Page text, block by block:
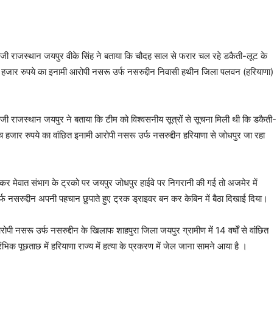
राजस्थान जयपुर वीके सिंह ने बताया कि चौदह साल से फरार चल रहे डकैती-लूट के
रुपये का इनामी आरोपी नसरू उर्फ नसरुद्दीन निवासी हथीन जिला पलवन (हरियाणा)
जयपुर ने बताया कि टीम को विश्वसनीय सूत्रों से सूचना मिली थी कि डकैती-
रुपये का वांछित इनामी आरोपी नसरू उर्फ नसरुद्दीन हरियाणा से जोधपुर जा रहा
मेवात संभाग के ट्रको पर जयपुर जोधपुर हाईवे पर निगरानी की गई तो अजमेर में
अपनी पहचान छुपाते हुए ट्रक ड्राइवर बन कर केबिन में बैठा दिखाई दिया।
नसरू उर्फ नसरुद्दीन के खिलाफ शाहपुरा जिला जयपुर ग्रामीण में 14 वर्षों से वांछित
पूछताछ में हरियाणा राज्य में हत्या के प्रकरण में जेल जाना सामने आया है ।